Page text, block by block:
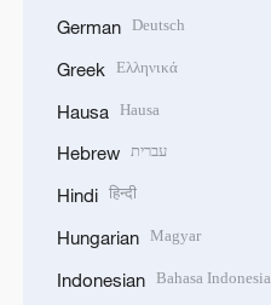
German Deutsch
Greek Ελληνικά
Hausa Hausa
Hebrew עברית
Hindi हिन्दी
Hungarian Magyar
Indonesian Bahasa Indonesia